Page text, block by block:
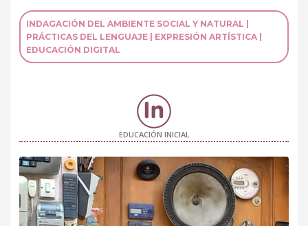
INDAGACIÓN DEL AMBIENTE SOCIAL Y NATURAL |
PRÁCTICAS DEL LENGUAJE | EXPRESIÓN ARTÍSTICA |
EDUCACIÓN DIGITAL
EDUCACIÓN INICIAL